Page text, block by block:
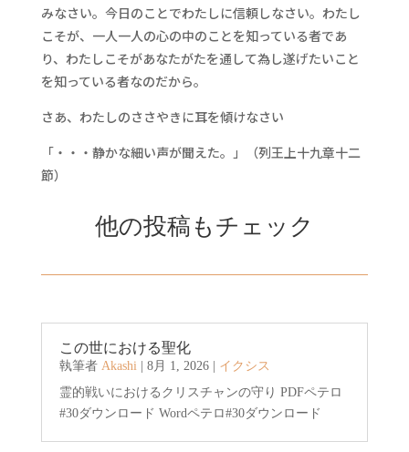
みなさい。今日のことでわたしに信頼しなさい。わたし
こそが、一人一人の心の中のことを知っている者であ
り、わたしこそがあなたがたを通して為し遂げたいこと
を知っている者なのだから。
さあ、わたしのささやきに耳を傾けなさい
「・・・静かな細い声が聞えた。」（列王上十九章十二
節）
他の投稿もチェック
この世における聖化
執筆者 Akashi| 8月 1, 2026| イクシス
霊的戦いにおけるクリスチャンの守り PDFペテロ
#30ダウンロード Wordペテロ#30ダウンロード